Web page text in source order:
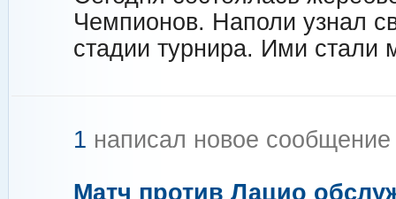
Чемпионов. Наполи узнал
стадии турнира. Ими стали
1 написал новое
Матч против Лацио